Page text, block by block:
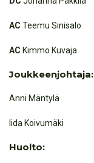
AC Teemu Sinisalo
AC Kimmo Kuvaja
Joukkeenjohtaja:
Anni Mäntylä
Iida Koivumäki
Huolto: